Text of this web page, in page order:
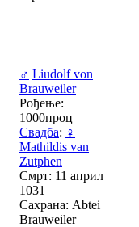
♂ Liudolf von
Brauweiler
Рођење:
1000проц
Свадба: ♀
Mathildis van
Zutphen
Смрт: 11 април
1031
Сахрана: Abtei
Brauweiler